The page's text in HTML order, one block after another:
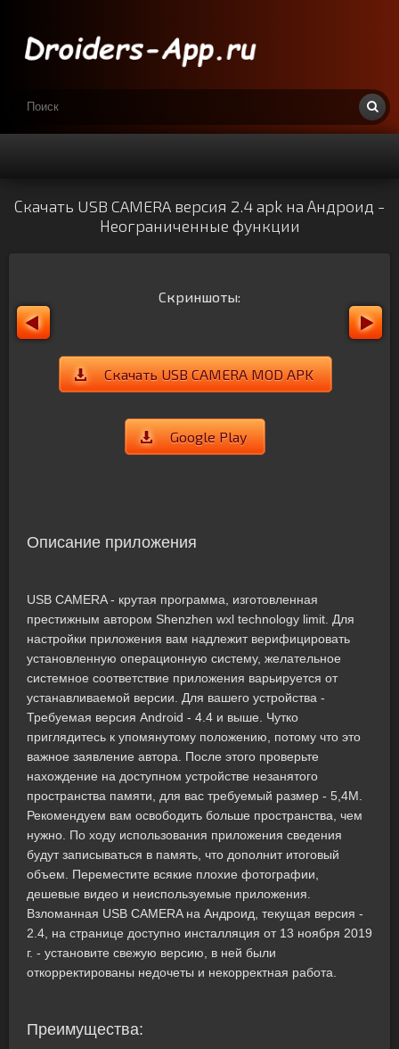
Скачать USB CAMERA версия 2.4 apk на Андроид -
Неограниченные функции
Скриншоты:
Скачать USB CAMERA MOD APK
Google Play
Описание приложения
USB CAMERA - крутая программа, изготовленная
престижным автором Shenzhen wxl technology limit. Для
настройки приложения вам надлежит верифицировать
установленную операционную систему, желательное
системное соответствие приложения варьируется от
устанавливаемой версии. Для вашего устройства -
Требуемая версия Android - 4.4 и выше. Чутко
приглядитесь к упомянутому положению, потому что это
важное заявление автора. После этого проверьте
нахождение на доступном устройстве незанятого
пространства памяти, для вас требуемый размер - 5,4M.
Рекомендуем вам освободить больше пространства, чем
нужно. По ходу использования приложения сведения
будут записываться в память, что дополнит итоговый
объем. Переместите всякие плохие фотографии,
дешевые видео и неиспользуемые приложения.
Взломанная USB CAMERA на Андроид, текущая версия -
2.4, на странице доступно инсталляция от 13 ноября 2019
г. - установите свежую версию, в ней были
откорректированы недочеты и некорректная работа.
Преимущества: